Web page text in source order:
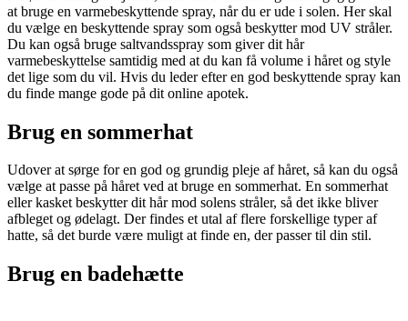
at bruge en varmebeskyttende spray, når du er ude i solen. Her skal
du vælge en beskyttende spray som også beskytter mod UV stråler.
Du kan også bruge saltvandsspray som giver dit hår
varmebeskyttelse samtidig med at du kan få volume i håret og style
det lige som du vil. Hvis du leder efter en god beskyttende spray kan
du finde mange gode på dit online apotek.
Brug en sommerhat
Udover at sørge for en god og grundig pleje af håret, så kan du også
vælge at passe på håret ved at bruge en sommerhat. En sommerhat
eller kasket beskytter dit hår mod solens stråler, så det ikke bliver
afbleget og ødelagt. Der findes et utal af flere forskellige typer af
hatte, så det burde være muligt at finde en, der passer til din stil.
Brug en badehætte